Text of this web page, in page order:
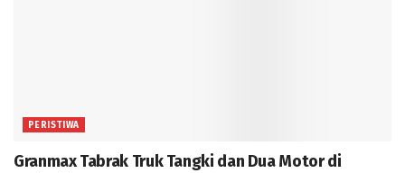
PERISTIWA
Granmax Tabrak Truk Tangki dan Dua Motor di